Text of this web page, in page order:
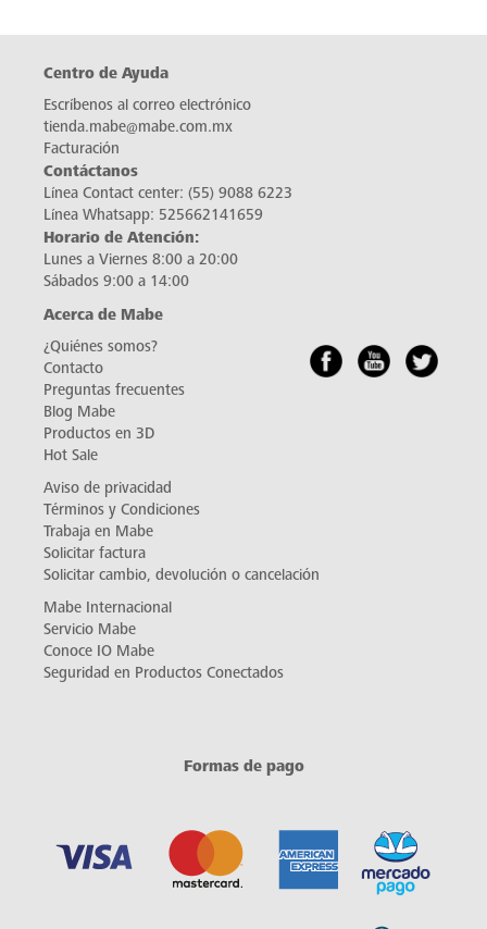
Centro de Ayuda
Escríbenos al correo electrónico
tienda.mabe@mabe.com.mx
Facturación
Contáctanos
Línea Contact center: (55) 9088 6223
Línea Whatsapp: 525662141659
Horario de Atención:
Lunes a Viernes 8:00 a 20:00
Sábados 9:00 a 14:00
Acerca de Mabe
¿Quiénes somos?
Contacto
Preguntas frecuentes
Blog Mabe
Productos en 3D
Hot Sale
Aviso de privacidad
Términos y Condiciones
Trabaja en Mabe
Solicitar factura
Solicitar cambio, devolución o cancelación
Mabe Internacional
Servicio Mabe
Conoce IO Mabe
Seguridad en Productos Conectados
Formas de pago